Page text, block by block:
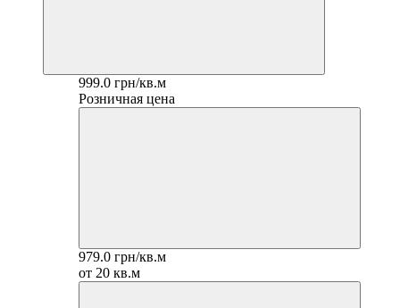
999.0 грн/кв.м
Розничная цена
979.0 грн/кв.м
от 20 кв.м